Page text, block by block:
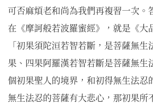
可否麻煩老和尚為我們再複習一次。
在《摩訶般若波羅蜜經》，就是《大
「初果須陀洹若智若斷，是菩薩無生
果、四果阿羅漢若智若斷是菩薩無生
個初果聖人的境界，和初得無生法忍
無生法忍的菩薩有大悲心，那初果所